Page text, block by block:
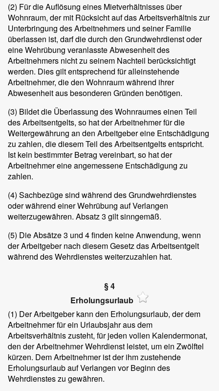
(2) Für die Auflösung eines Mietverhältnisses über
Wohnraum, der mit Rücksicht auf das Arbeitsverhältnis zur
Unterbringung des Arbeitnehmers und seiner Familie
überlassen ist, darf die durch den Grundwehrdienst oder
eine Wehrübung veranlasste Abwesenheit des
Arbeitnehmers nicht zu seinem Nachteil berücksichtigt
werden. Dies gilt entsprechend für alleinstehende
Arbeitnehmer, die den Wohnraum während ihrer
Abwesenheit aus besonderen Gründen benötigen.
(3) Bildet die Überlassung des Wohnraumes einen Teil
des Arbeitsentgelts, so hat der Arbeitnehmer für die
Weitergewährung an den Arbeitgeber eine Entschädigung
zu zahlen, die diesem Teil des Arbeitsentgelts entspricht.
Ist kein bestimmter Betrag vereinbart, so hat der
Arbeitnehmer eine angemessene Entschädigung zu
zahlen.
(4) Sachbezüge sind während des Grundwehrdienstes
oder während einer Wehrübung auf Verlangen
weiterzugewähren. Absatz 3 gilt sinngemäß.
(5) Die Absätze 3 und 4 finden keine Anwendung, wenn
der Arbeitgeber nach diesem Gesetz das Arbeitsentgelt
während des Wehrdienstes weiterzuzahlen hat.
§ 4
Erholungsurlaub
(1) Der Arbeitgeber kann den Erholungsurlaub, der dem
Arbeitnehmer für ein Urlaubsjahr aus dem
Arbeitsverhältnis zusteht, für jeden vollen Kalendermonat,
den der Arbeitnehmer Wehrdienst leistet, um ein Zwölftel
kürzen. Dem Arbeitnehmer ist der ihm zustehende
Erholungsurlaub auf Verlangen vor Beginn des
Wehrdienstes zu gewähren.